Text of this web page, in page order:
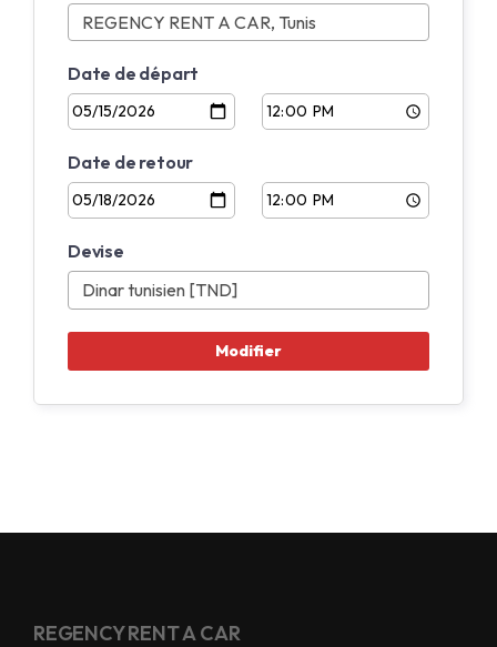
Date de départ
Date de retour
Devise
REGENCY RENT A CAR